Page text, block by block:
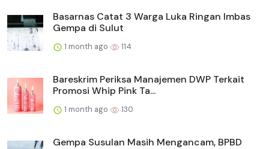
Basarnas Catat 3 Warga Luka Ringan Imbas
Gempa di Sulut
1 month ago 114
Bareskrim Periksa Manajemen DWP Terkait
Promosi Whip Pink Ta...
1 month ago 130
Gempa Susulan Masih Mengancam, BPBD